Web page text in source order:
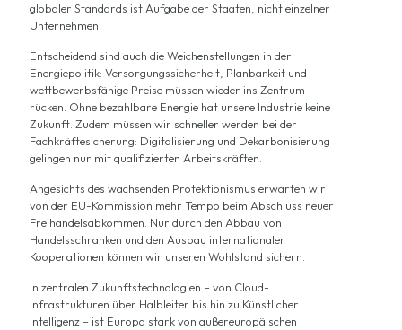
globaler Standards ist Aufgabe der Staaten, nicht einzelner
Unternehmen.
Entscheidend sind auch die Weichenstellungen in der
Energiepolitik: Versorgungssicherheit, Planbarkeit und
wettbewerbsfähige Preise müssen wieder ins Zentrum
rücken. Ohne bezahlbare Energie hat unsere Industrie keine
Zukunft. Zudem müssen wir schneller werden bei der
Fachkräftesicherung: Digitalisierung und Dekarbonisierung
gelingen nur mit qualifizierten Arbeitskräften.
Angesichts des wachsenden Protektionismus erwarten wir
von der EU-Kommission mehr Tempo beim Abschluss neuer
Freihandelsabkommen. Nur durch den Abbau von
Handelsschranken und den Ausbau internationaler
Kooperationen können wir unseren Wohlstand sichern.
In zentralen Zukunftstechnologien – von Cloud-
Infrastrukturen über Halbleiter bis hin zu Künstlicher
Intelligenz – ist Europa stark von außereuropäischen